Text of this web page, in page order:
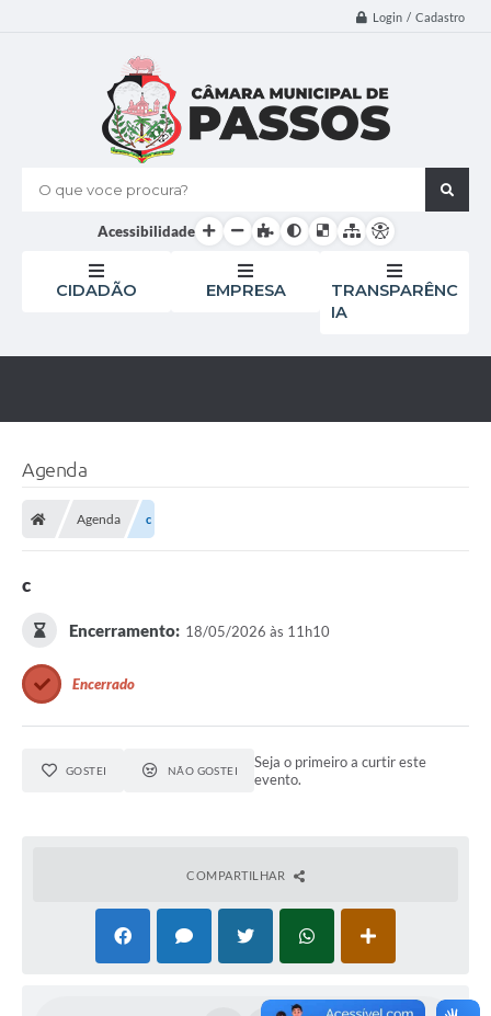
Login / Cadastro
O que voce procura?
Acessibilidade
CIDADÃO EMPRESA
TRANSPARÊNC
IA
Agenda
Agenda c
c
Encerramento: 18/05/2026 às 11h10
Encerrado
GOSTEI NÃO GOSTEI
Seja o primeiro a curtir este
evento.
COMPARTILHAR